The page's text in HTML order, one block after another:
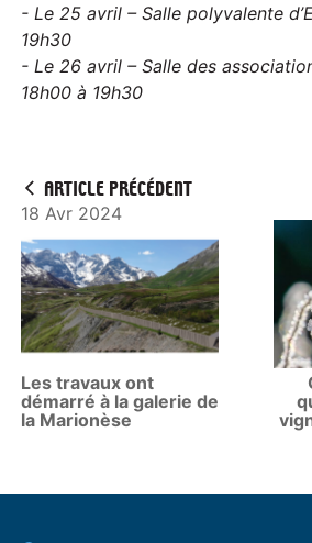
- Le 25 avril – Salle polyvalente
19h30
- Le 26 avril – Salle des
18h00 à 19h30
ARTICLE PRÉCÉDENT
18 Avr 2024
Les travaux ont
démarré à la galerie de
la Marionèse